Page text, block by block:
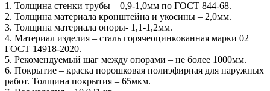
1. Толщина стенки трубы – 0,9-1,0мм по ГОСТ 844-68.
2. Толщина материала кронштейна и укосины – 2,0мм.
3. Толщина материала опоры- 1,1-1,2мм.
4. Материал изделия – сталь горячеоцинкованная марки 02
ГОСТ 14918-2020.
5. Рекомендуемый шаг между опорами – не более 1000мм.
6. Покрытие – краска порошковая полиэфирная для наружных
работ. Толщина покрытия – 65мкм.